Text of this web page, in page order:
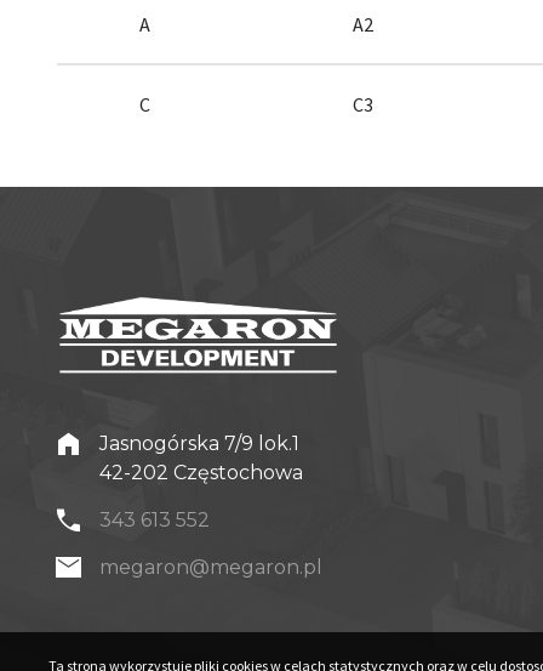
A A2
C C3
Jasnogórska 7/9 lok.1
42-202 Częstochowa
343 613 552
megaron@megaron.pl
Ta strona wykorzystuje pliki cookies w celach statystycznych oraz w celu